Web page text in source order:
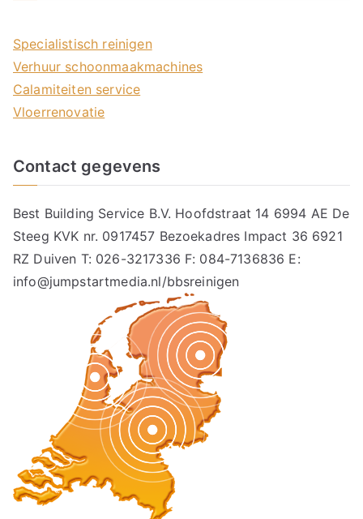
Specialistisch reinigen
Verhuur schoonmaakmachines
Calamiteiten service
Vloerrenovatie
Contact gegevens
Best Building Service B.V. Hoofdstraat 14 6994 AE De
Steeg KVK nr. 0917457 Bezoekadres Impact 36 6921
RZ Duiven T: 026-3217336 F: 084-7136836 E:
info@jumpstartmedia.nl/bbsreinigen